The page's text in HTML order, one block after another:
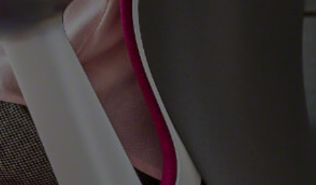
Offre est sujet à acceptation du dossier
par notre partenaire financier et à
acceptation de ses conditions générales.
du loyer
et par